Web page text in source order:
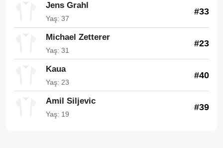
Jens Grahl
Yaş: 37
#33
Michael Zetterer
Yaş: 31
#23
Kaua
Yaş: 23
#40
Amil Siljevic
Yaş: 19
#39